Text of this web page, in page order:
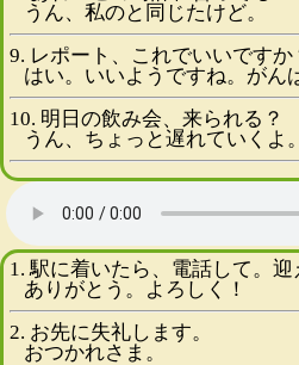
うん、私のと同じたけど。
9. レポート、これでいいですか
はい。いいようですね。がん
10. 明日の飲み会、来られる？
うん、ちょっと遅れていくよ。
1. 駅に着いたら、電話して。迎
ありがとう。よろしく！
2. お先に失礼します。
おつかれさま。